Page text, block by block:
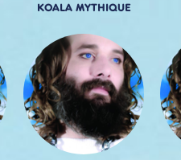
KOALA MYTHIQUE